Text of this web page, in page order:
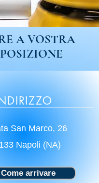
A VOSTRA
San Marco, 26
Napoli (NA)
Come arrivare